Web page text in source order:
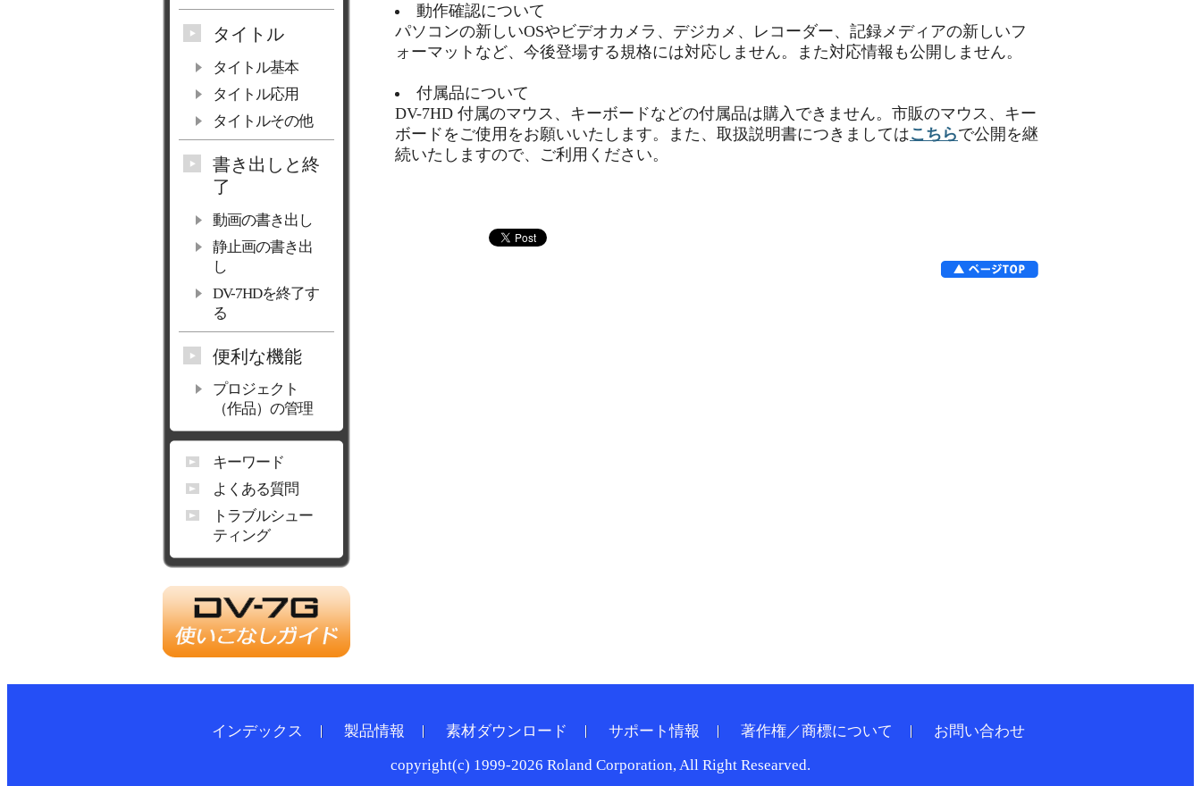
動作確認について
パソコンの新しいOSやビデオカメラ、デジカメ、レコーダー、記録メディアの新しいフ
ォーマットなど、今後登場する規格には対応しません。また対応情報も公開しません。
付属品について
DV-7HD 付属のマウス、キーボードなどの付属品は購入できません。市販のマウス、キー
ボードをご使用をお願いいたします。また、取扱説明書につきましてはこちらで公開を継
続いたしますので、ご利用ください。
タイトル
タイトル基本
タイトル応用
タイトルその他
書き出しと終
了
動画の書き出し
静止画の書き出
し
DV-7HDを終了す
る
便利な機能
プロジェクト
（作品）の管理
キーワード
よくある質問
トラブルシュー
ティング
インデックス 製品情報 素材ダウンロード サポート情報 著作権／商標について お問い合わせ
copyright(c) 1999-2026 Roland Corporation, All Right Researved.